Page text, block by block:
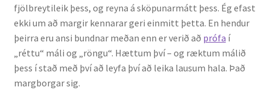
fjölbreytileik þess, og reyna á sköpunarmátt þess. Ég efast
ekki um að margir kennarar geri einmitt þetta. En hendur
þeirra eru ansi bundnar meðan enn er verið að prófa í
„réttu“ máli og „röngu“. Hættum því – og ræktum málið
þess í stað með því að leyfa því að leika lausum hala. Það
margborgar sig.